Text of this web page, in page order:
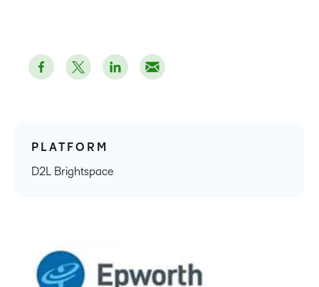
PLATFORM
D2L Brightspace